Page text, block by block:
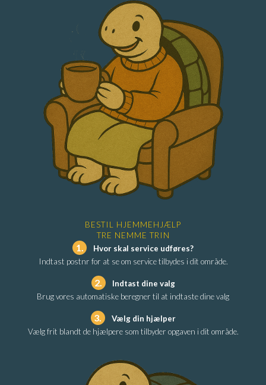
BESTIL HJEMMEHJÆLP
TRE NEMME TRIN
1.
Hvor skal service udføres?
Indtast postnr for at se om service tilbydes i dit område.
2.
Indtast dine valg
Brug vores automatiske beregner til at indtaste dine valg
3.
Vælg din hjælper
Vælg frit blandt de hjælpere som tilbyder opgaven i dit område.